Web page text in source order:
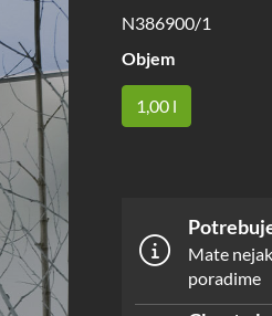
N386900/1
Objem
1,00 l
Mate
poradime